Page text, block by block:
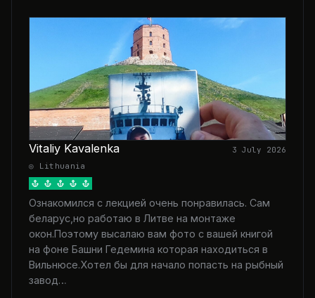
Vitaliy Kavalenka
3 July 2026
◎ Lithuania
Ознакомился с лекцией очень понравилась. Сам
беларус,но работаю в Литве на монтаже
окон.Поэтому высалаю вам фото с вашей книгой
на фоне Башни Гедемина которая находиться в
Вильнюсе.Хотел бы для начало попасть на рыбный
завод…